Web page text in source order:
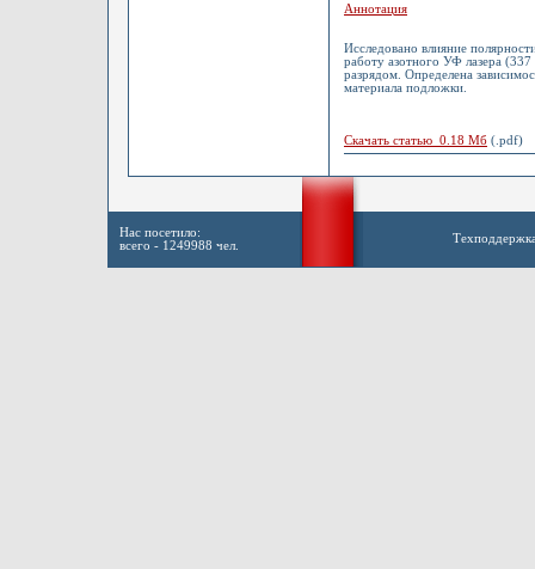
Аннотация
Исследовано влияние
работу азотного УФ лазера
разрядом. Определена
материала подложки.
Скачать статью 0.18 Мб (.pdf)
Нас посетило:
всего - 1249988 чел.